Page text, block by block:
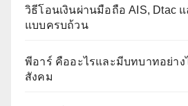
วิธีโอนเงินผ่านมือถือ AIS, Dtac แ
แบบครบถ้วน
พีอาร์ คืออะไรและมีบทบาทอย่าง
สังคม